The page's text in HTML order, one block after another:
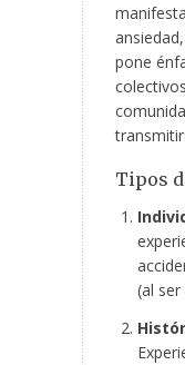
pone
Tipos
(al